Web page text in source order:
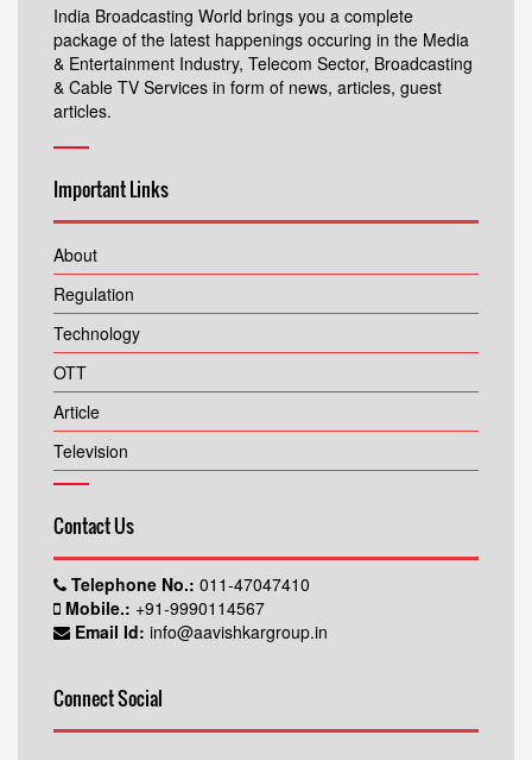
India Broadcasting World brings you a complete
package of the latest happenings occuring in the Media
& Entertainment Industry, Telecom Sector, Broadcasting
& Cable TV Services in form of news, articles, guest
articles.
Important Links
About
Regulation
Technology
OTT
Article
Television
Contact Us
Telephone No.: 011-47047410
Mobile.: +91-9990114567
Email Id: info@aavishkargroup.in
Connect Social